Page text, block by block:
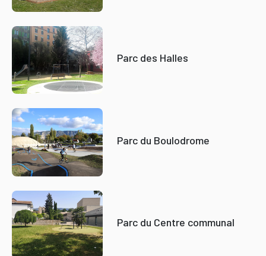
Parc des Halles
Parc du Boulodrome
Parc du Centre communal